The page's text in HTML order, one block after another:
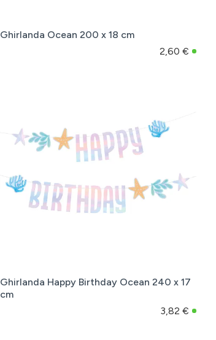
Ghirlanda Ocean 200 x 18 cm
2,60 €
Ghirlanda Happy Birthday Ocean 240 x 17
cm
3,82 €